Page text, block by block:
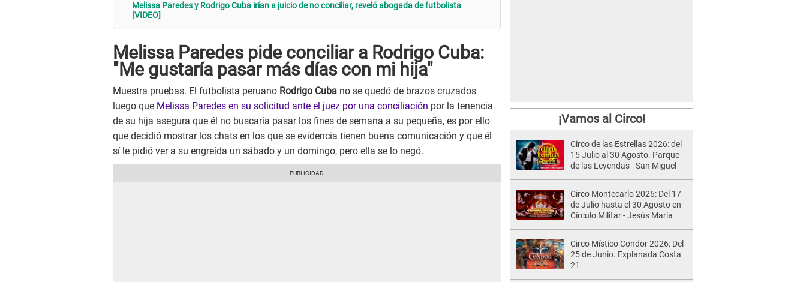
Melissa Paredes y Rodrigo Cuba irían a juicio de no conciliar, reveló abogada de futbolista
[VIDEO]
Melissa Paredes pide conciliar a Rodrigo Cuba:
"Me gustaría pasar más días con mi hija"
Muestra pruebas. El futbolista peruano Rodrigo Cuba no se quedó de brazos cruzados
luego que Melissa Paredes en su solicitud ante el juez por una conciliación por la tenencia
de su hija asegura que él no buscaría pasar los fines de semana a su pequeña, es por ello
que decidió mostrar los chats en los que se evidencia tienen buena comunicación y que él
sí le pidió ver a su engreída un sábado y un domingo, pero ella se lo negó.
¡Vamos al Circo!
Circo de las Estrellas 2026: del
15 Julio al 30 Agosto. Parque
de las Leyendas - San Miguel
Circo Montecarlo 2026: Del 17
de Julio hasta el 30 Agosto en
Círculo Militar - Jesús María
Circo Místico Condor 2026: Del
25 de Junio. Explanada Costa
21